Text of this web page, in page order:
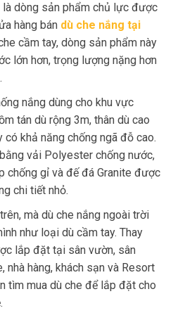
là dòng sản phẩm chủ lực được
hàng bán dù che nắng tại
cầm tay, dòng sản phẩm này
lớn hơn, trọng lượng nặng hơn
nắng dùng cho khu vực
tán dù rộng 3m, thân dù cao
khả năng chống ngã đỗ cao.
vải Polyester chống nước,
chống gỉ và đế đá Granite được
chi tiết nhỏ.
mà dù che nắng ngoài trời
như loại dù cầm tay. Thay
lắp đặt tại sân vườn, sân
nhà hàng, khách sạn và Resort
tìm mua dù che để lắp đặt cho